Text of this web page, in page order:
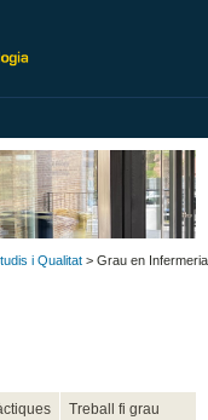
i Qualitat > Grau en Infermeria
Treball fi grau